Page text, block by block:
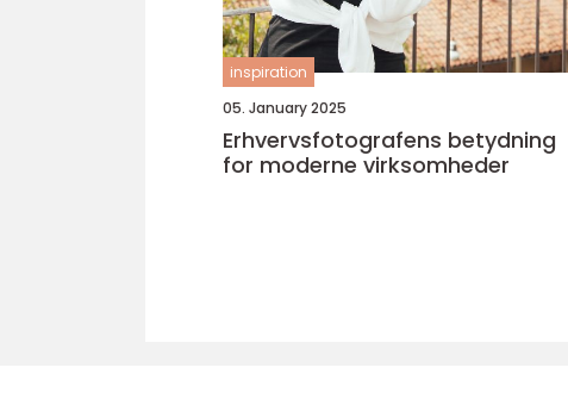
inspiration
05. January 2025
Erhvervsfotografens betydning
for moderne virksomheder